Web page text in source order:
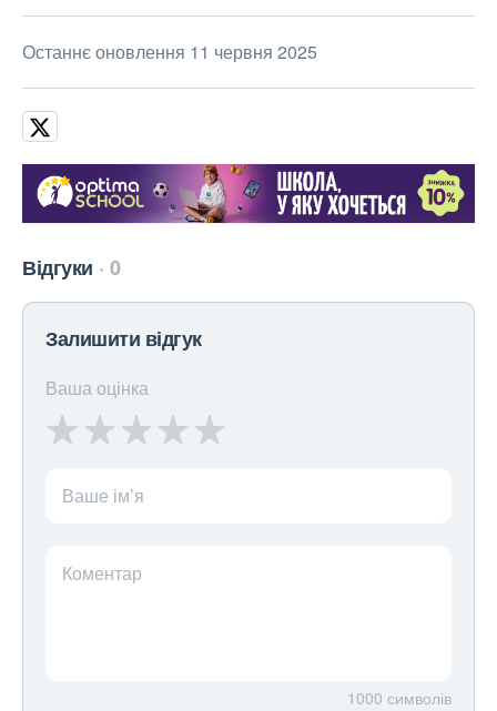
Останнє оновлення 11 червня 2025
Відгуки 0
Залишити відгук
Ваша оцінка
Ваше ім’я
Коментар
1000 символів